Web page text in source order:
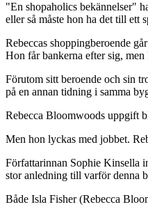
"En shopaholics bekännelser"
eller så måste hon ha det till ett
Rebeccas shoppingberoende
Hon får bankerna efter sig,
Förutom sitt beroende och sin
på en annan tidning i samma
Rebecca Bloomwoods uppgift
Men hon lyckas med jobbet.
Författarinnan Sophie Kinsella
stor anledning till varför denna
Både Isla Fisher (Rebecca